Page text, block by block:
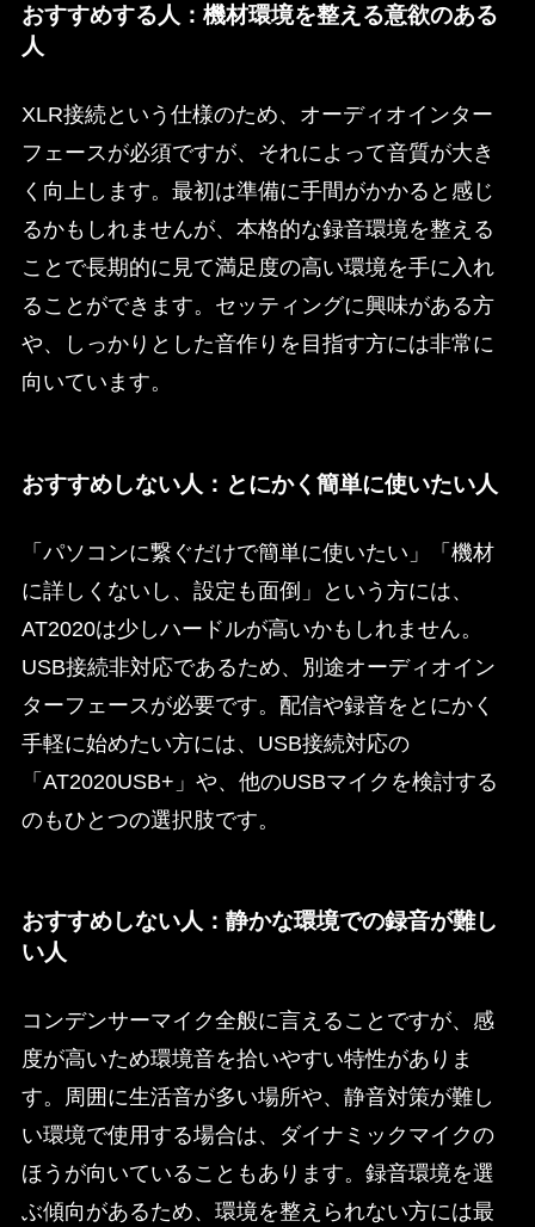
おすすめする人：機材環境を整える意欲のある
人
XLR接続という仕様のため、オーディオインター
フェースが必須ですが、それによって音質が大き
く向上します。最初は準備に手間がかかると感じ
るかもしれませんが、本格的な録音環境を整える
ことで長期的に見て満足度の高い環境を手に入れ
ることができます。セッティングに興味がある方
や、しっかりとした音作りを目指す方には非常に
向いています。
おすすめしない人：とにかく簡単に使いたい人
「パソコンに繋ぐだけで簡単に使いたい」「機材
に詳しくないし、設定も面倒」という方には、
AT2020は少しハードルが高いかもしれません。
USB接続非対応であるため、別途オーディオイン
ターフェースが必要です。配信や録音をとにかく
手軽に始めたい方には、USB接続対応の
「AT2020USB+」や、他のUSBマイクを検討する
のもひとつの選択肢です。
おすすめしない人：静かな環境での録音が難し
い人
コンデンサーマイク全般に言えることですが、感
度が高いため環境音を拾いやすい特性がありま
す。周囲に生活音が多い場所や、静音対策が難し
い環境で使用する場合は、ダイナミックマイクの
ほうが向いていることもあります。録音環境を選
ぶ傾向があるため、環境を整えられない方には最